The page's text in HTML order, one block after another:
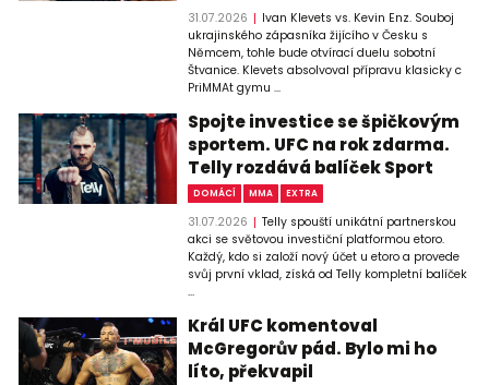
31.07.2026
Ivan Klevets vs. Kevin Enz. Souboj
ukrajinského zápasníka žijícího v Česku s
Němcem, tohle bude otvírací duelu sobotní
Štvanice. Klevets absolvoval přípravu klasicky c
PriMMAt gymu ...
Spojte investice se špičkovým
sportem. UFC na rok zdarma.
Telly rozdává balíček Sport
DOMÁCÍ MMA EXTRA
31.07.2026
Telly spouští unikátní partnerskou
akci se světovou investiční platformou etoro.
Každý, kdo si založí nový účet u etoro a provede
svůj první vklad, získá od Telly kompletní balíček
...
Král UFC komentoval
McGregorův pád. Bylo mi ho
líto, překvapil